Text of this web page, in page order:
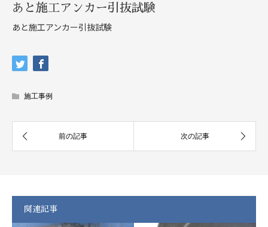
あと施工アンカー引抜試験
あと施工アンカー引抜試験
施工事例
関連記事